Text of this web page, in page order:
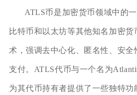
ATLS币是加密货币领域中的
比特币和以太坊等其他知名加密货
术，强调去中心化、匿名性、安全
支付。ATLS代币与一个名为
为其代币持有者提供了一些独特功